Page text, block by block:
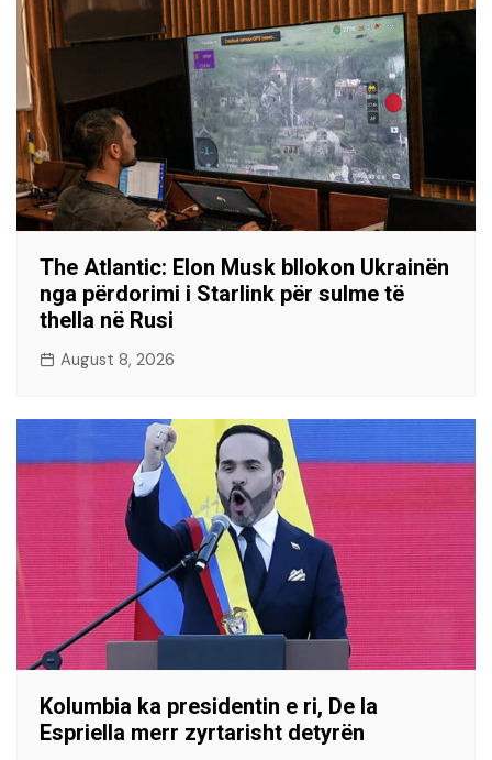
The Atlantic: Elon Musk bllokon Ukrainën
nga përdorimi i Starlink për sulme të
thella në Rusi
August 8, 2026
Kolumbia ka presidentin e ri, De la
Espriella merr zyrtarisht detyrën